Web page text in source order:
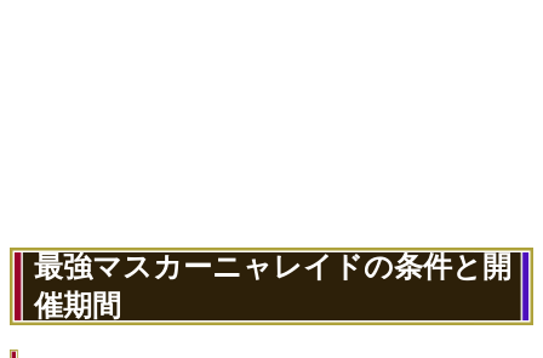
最強マスカーニャレイドの条件と開
催期間